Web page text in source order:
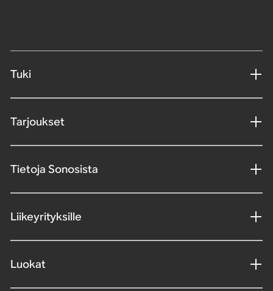
Tuki
Tarjoukset
Tietoja Sonosista
Liikeyrityksille
Luokat